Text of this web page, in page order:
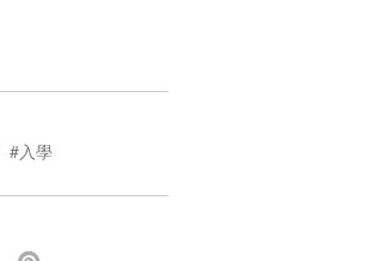
#入學